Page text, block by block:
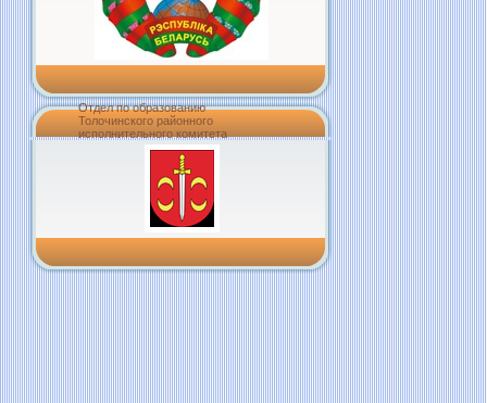
Отдел по образованию
Толочинского районного
исполнительного комитета